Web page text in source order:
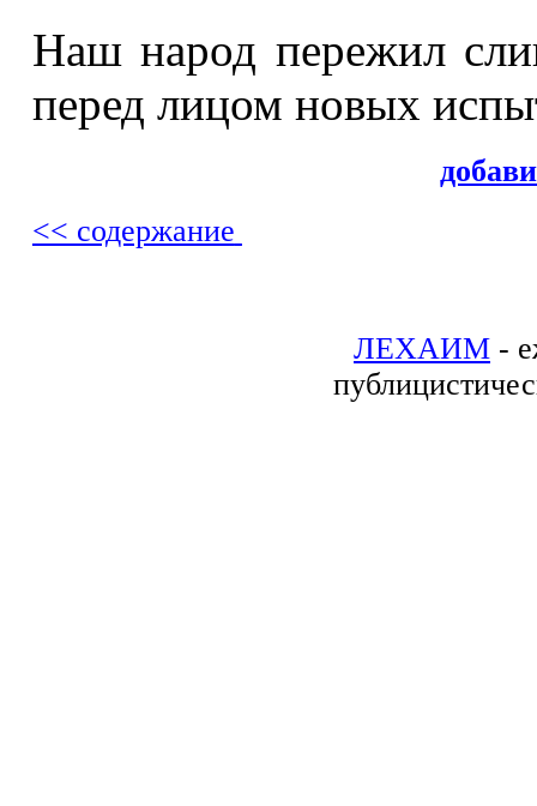
Наш народ пережил
перед лицом новых
<< содержание
ЛЕХАИМ -